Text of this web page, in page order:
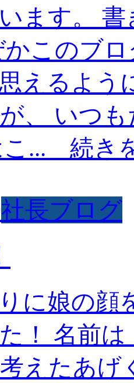
ます。
かこのブ
えるよう
、 いつ
こ... 続き
社長ブログ
に娘の顔
！ 名前
えたあげ